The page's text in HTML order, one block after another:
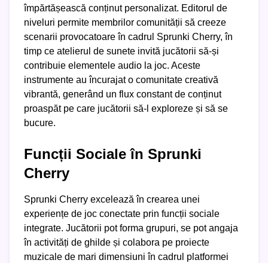
împărtășească conținut personalizat. Editorul de
niveluri permite membrilor comunității să creeze
scenarii provocatoare în cadrul Sprunki Cherry, în
timp ce atelierul de sunete invită jucătorii să-și
contribuie elementele audio la joc. Aceste
instrumente au încurajat o comunitate creativă
vibrantă, generând un flux constant de conținut
proaspăt pe care jucătorii să-l exploreze și să se
bucure.
Funcții Sociale în Sprunki
Cherry
Sprunki Cherry excelează în crearea unei
experiențe de joc conectate prin funcții sociale
integrate. Jucătorii pot forma grupuri, se pot angaja
în activități de ghilde și colabora pe proiecte
muzicale de mari dimensiuni în cadrul platformei